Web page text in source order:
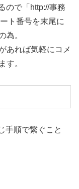
ので「http://事務
ト番号を末尾に
為。
あれば気軽にコメ
す。
手順で繋ぐこと